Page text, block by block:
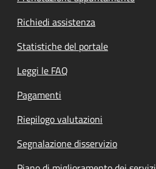
Richiedi assistenza
Statistiche del portale
Leggi le FAQ
Pagamenti
Riepilogo valutazioni
Segnalazione disservizio